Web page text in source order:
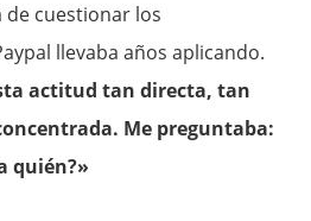
cuestionar los
llevaba años aplicando.
actitud tan directa, tan
Me preguntaba:
quién?»